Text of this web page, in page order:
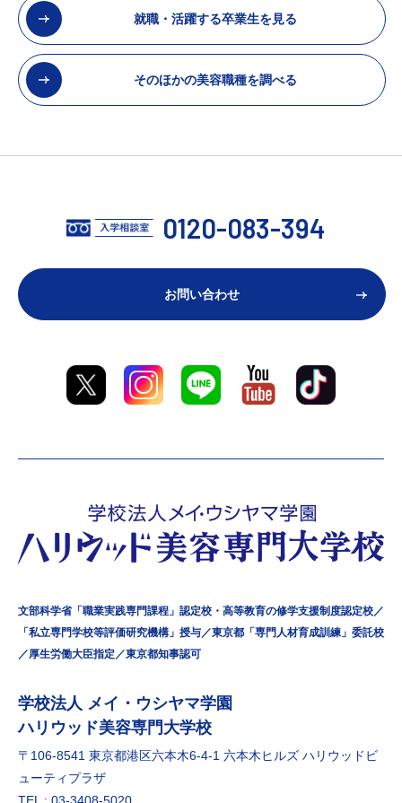
就職・活躍する卒業生を見る
そのほかの美容職種を調べる
文部科学省「職業実践専門課程」認定校・高等教育の修学支援制度認定校／
「私立専門学校等評価研究機構」授与／東京都「専門人材育成訓練」委託校
／厚生労働大臣指定／東京都知事認可
学校法⼈ メイ・ウシヤマ学園
ハリウッド美容専門大学校
〒106-8541 東京都港区六本⽊6-4-1 六本⽊ヒルズ ハリウッドビ
ューティプラザ
0120-083-394
お問い合わせ